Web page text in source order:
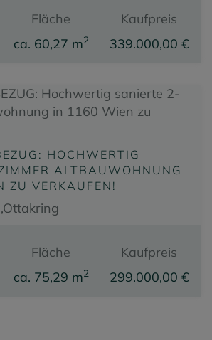
Fläche
ca. 60,27 m2
Kaufpreis
339.000,00 €
HOCHWERTIG
ALTBAUWOHNUNG
ZU VERKAUFEN!
Fläche
ca. 75,29 m2
Kaufpreis
299.000,00 €